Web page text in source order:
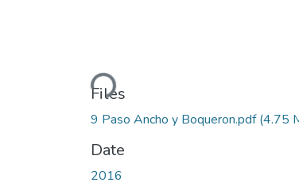
Loading...
Files
9 Paso Ancho y Boqueron.pdf(4.75
Date
2016